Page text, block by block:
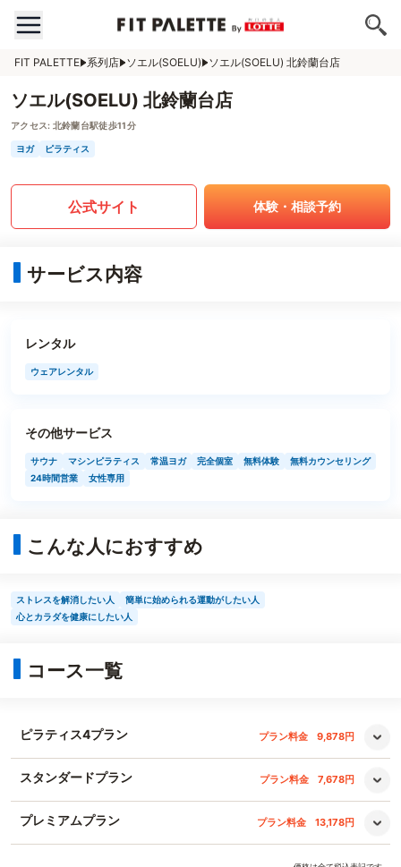
FIT PALETTE 系列店 ソエル(SOELU) ソエル(SOELU) 北鈴蘭台店
ソエル(SOELU) 北鈴蘭台店
アクセス: 北鈴蘭台駅徒歩11分
ヨガ ピラティス
公式サイト 体験・相談予約
サービス内容
レンタル
ウェアレンタル
その他サービス
サウナ マシンピラティス 常温ヨガ 完全個室 無料体験
無料カウンセリング
24時間営業
女性専用
こんな人におすすめ
ストレスを解消したい人
簡単に始められる運動がしたい人
心とカラダを健康にしたい人
コース一覧
ピラティス4プラン プラン料金 9,878円
スタンダードプラン プラン料金 7,678円
プレミアムプラン プラン料金 13,178円